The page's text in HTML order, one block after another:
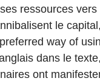
ressources
le
way of
dans le
ont